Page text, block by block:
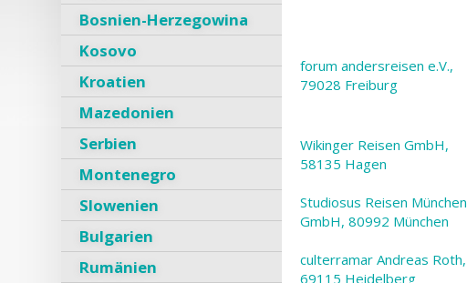
Bosnien-Herzegowina
Kosovo
Kroatien
Mazedonien
Serbien
Montenegro
Slowenien
Bulgarien
Rumänien
forum andersreisen e.V.,
79028 Freiburg
Wikinger Reisen GmbH,
58135 Hagen
Studiosus Reisen München
GmbH, 80992 München
culterramar Andreas Roth,
69115 Heidelberg